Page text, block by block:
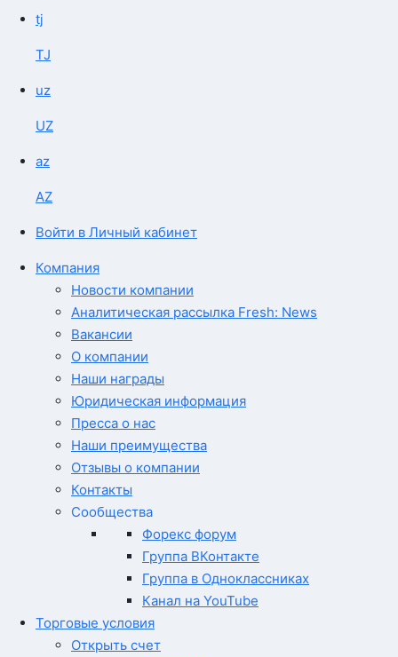
tj
TJ
uz
UZ
az
AZ
Войти в Личный кабинет
Компания
Новости компании
Аналитическая рассылка Fresh: News
Вакансии
О компании
Наши награды
Юридическая информация
Пресса о нас
Наши преимущества
Отзывы о компании
Контакты
Сообщества
Форекс форум
Группа ВКонтакте
Группа в Одноклассниках
Канал на YouTube
Торговые условия
Открыть счет